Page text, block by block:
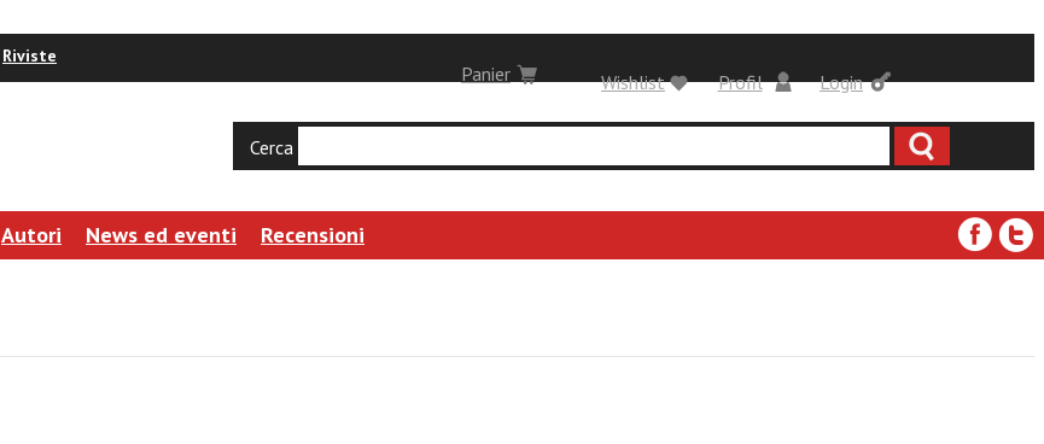
Riviste
Login
Panier Profil
Wishlist
Cerca
Autori News ed eventi Recensioni